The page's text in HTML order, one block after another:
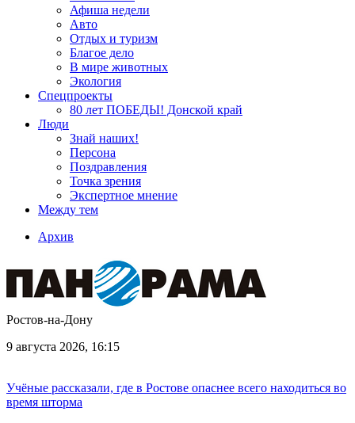
Афиша недели
Авто
Отдых и туризм
Благое дело
В мире животных
Экология
Спецпроекты
80 лет ПОБЕДЫ! Донской край
Люди
Знай наших!
Персона
Поздравления
Точка зрения
Экспертное мнение
Между тем
Архив
Ростов-на-Дону
9 августа 2026, 16:15
Учёные рассказали, где в Ростове опаснее всего находиться во
время шторма